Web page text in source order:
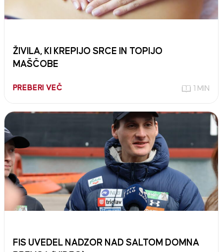
ŽIVILA, KI KREPIJO SRCE IN TOPIJO
MAŠČOBE
PREBERI VEČ 1 MIN
FIS UVEDEL NADZOR NAD SALTOM DOMNA